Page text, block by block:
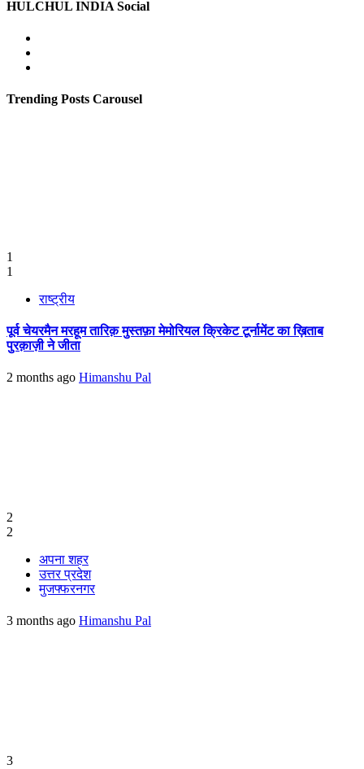
HULCHUL INDIA Social
Trending Posts Carousel
1
1
राष्ट्रीय
पूर्व चेयरमैन मरहूम तारिक़ मुस्तफ़ा मेमोरियल क्रिकेट टूर्नामेंट का ख़िताब
पुरक़ाज़ी ने जीता
2 months ago Himanshu Pal
2
2
अपना शहर
उत्तर प्रदेश
मुजफ्फरनगर
3 months ago Himanshu Pal
3